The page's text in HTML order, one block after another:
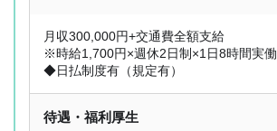
月収300,000円+交通費全額支給
※時給1,700円×週休2日制×1日8時間実働
◆日払制度有（規定有）
待遇・福利厚生